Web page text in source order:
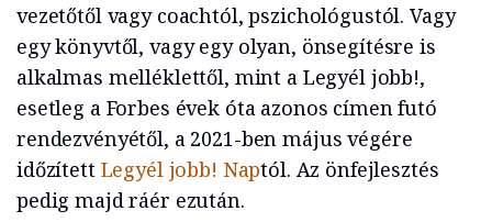
vezetőtől vagy coachtól, pszichológustól. Vagy
egy könyvtől, vagy egy olyan, önsegítésre is
alkalmas melléklettől, mint a Legyél jobb!,
esetleg a Forbes évek óta azonos címen futó
rendezvényétől, a 2021-ben május végére
időzített Legyél jobb! Naptól. Az önfejlesztés
pedig majd ráér ezután.